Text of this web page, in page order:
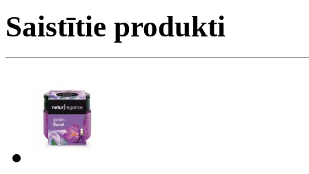
Saistītie produkti